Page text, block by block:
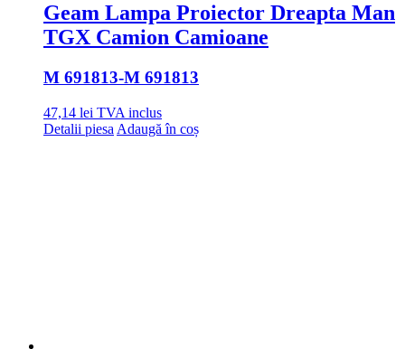
Geam Lampa Proiector Dreapta Man
TGX Camion Camioane
M 691813-M 691813
47,14 lei TVA inclus
Detalii piesa Adaugă în coș